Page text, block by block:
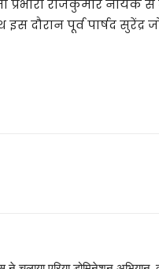
प्रभारी राजकुमार नायक
दौरान पूर्व पार्षद